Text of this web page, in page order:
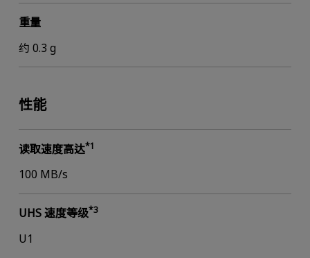
重量
约 0.3 g
性能
读取速度高达*1
100 MB/s
UHS 速度等级*3
U1